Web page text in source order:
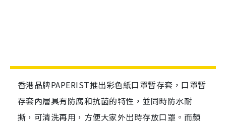
香港品牌PAPERIST推出彩色紙口罩暫存套，口罩暫
存套內層具有防腐和抗菌的特性，並同時防水耐
撕，可清洗再用，方便大家外出時存放口罩。而顏